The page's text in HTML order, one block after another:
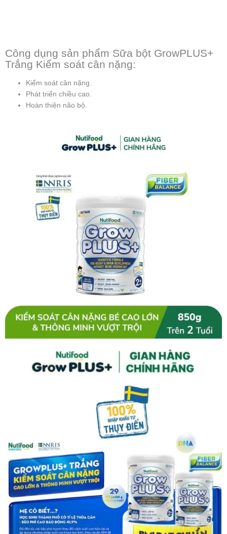
Công dụng sản phẩm Sữa bột GrowPLUS+
Trắng Kiểm soát cân nặng:
Kiểm soát cân nặng.
Phát triển chiều cao.
Hoàn thiện não bộ.